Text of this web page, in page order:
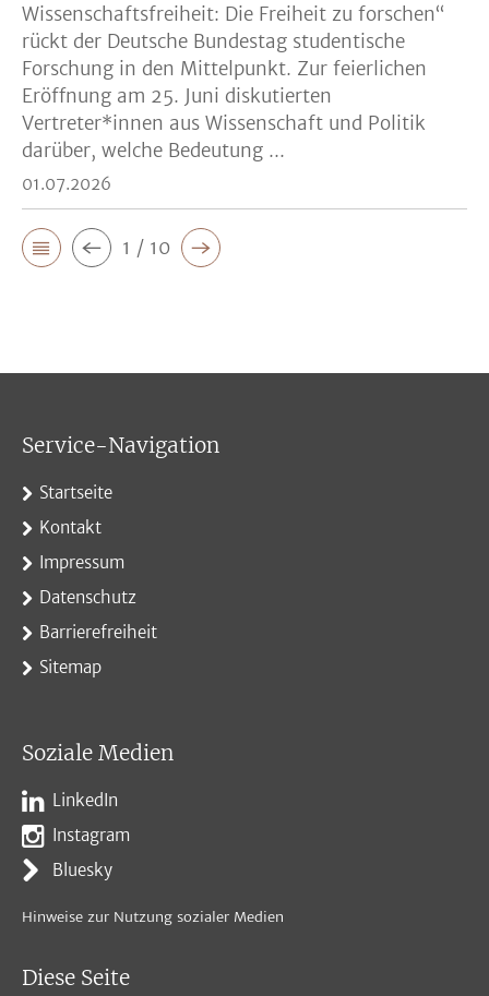
Wissenschaftsfreiheit: Die Freiheit zu forschen“
rückt der Deutsche Bundestag studentische
Forschung in den Mittelpunkt. Zur feierlichen
Eröffnung am 25. Juni diskutierten
Vertreter*innen aus Wissenschaft und Politik
darüber, welche Bedeutung ...
01.07.2026
1 / 10
Service-Navigation
Startseite
Kontakt
Impressum
Datenschutz
Barrierefreiheit
Sitemap
Soziale Medien
LinkedIn
Instagram
Bluesky
Hinweise zur Nutzung sozialer Medien
Diese Seite